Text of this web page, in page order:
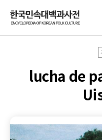
lucha de